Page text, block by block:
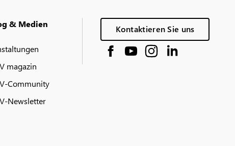
& Medien
magazin
Community
Newsletter
Kontaktieren Sie uns